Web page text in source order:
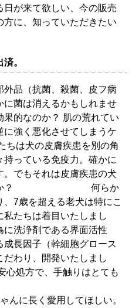
が来て欲しい、今の販売
に、知っていただきたい
。
品（抗菌、殺菌、皮フ病
に菌は消えるかもしれませ
果的なのか？ 肌の荒れてい
に強く悪化させてしまうケ
ちは犬の皮膚疾患を別の角
っている免疫力。確かに
でもそれは皮膚疾患の犬
なのか？ 何らか
7歳を超える老犬は特にこ
たちは着目いたしまし
に洗浄剤である界面活性
長因子（幹細胞グロース
わり、開発いたしまし
心処方で、手触りはとても
んに長く愛用してほしい。